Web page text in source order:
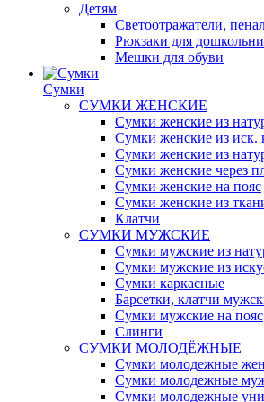
Детям
Светоотражатели,
Рюкзаки для
Мешки для обуви
Сумки
СУМКИ ЖЕНСКИЕ
Сумки женские из
Сумки женские из иск.
Сумки женские из
Сумки женские через
Сумки женские на пояс
Сумки женские из
Клатчи
СУМКИ МУЖСКИЕ
Сумки мужские из
Сумки мужские из
Сумки каркасные
Барсетки, клатчи
Сумки мужские на пояс
Слинги
СУМКИ МОЛОДЁЖНЫЕ
Сумки молодежные
Сумки молодежные
Сумки молодежные